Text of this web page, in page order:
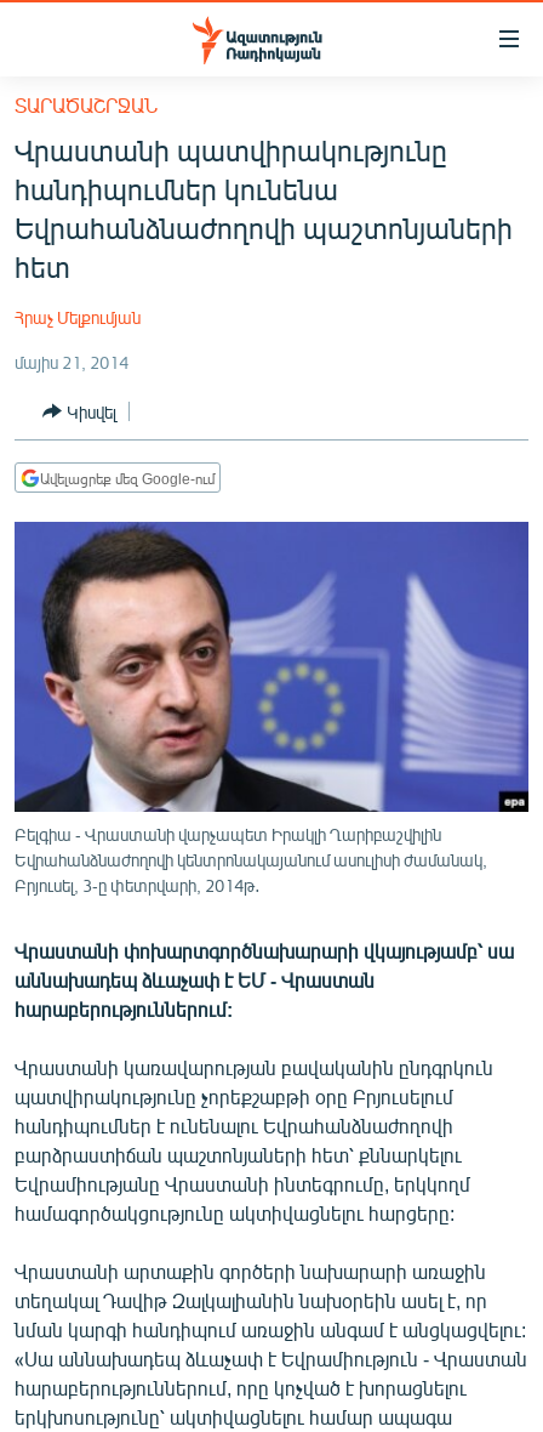
Մատչելիության
հիմնական
բովանդակությանը
Անցնել
հիմնական
մենյուին
Որոնում
ՀԱՅԱՍՏԱՆ
ՔԱՂԱՔԱԿԱՆ
ԸՆՏՐՈՒԹՅՈՒՆՆԵՐ 2026
ՊԱՏԵՐԱԶՄԻ 6 ՇԱԲԱԹՆԵՐԸ
ՏԱՐԱԾԱՇՐՋԱՆ
ՄԻՋԱԶԳԱՅԻՆ
ՄՇԱԿՈՒՅԹ
ՍՊՈՐՏ
ՄԵԿՆԱԲԱՆՈՒԹՅՈՒՆ
ՏՏ ԵՒ ԻՆՏԵՐՆԵՏ
ԿՈՐՈՆԱՎԻՐՈՒՍ
ԱՐԽԻՎ
ՏԵՍԱՆՅՈՒԹԵՐ
ՁԳՏԵԼՈՎ ԼԱՎԱԳՈՒՅՆԻՆ
ՓՈԴՔԱՍԹ
Հայերեն
English
Русский
ՀԵՏԵՎԵՔ ՄԵԶ
«Ազատության» բոլոր կայքերը
ՏԱՐԱԾԱՇՐՋԱՆ
Վրաստանի պատվիրակությունը
հանդիպումներ կունենա
Եվրահանձնաժողովի պաշտոնյաների
հետ
Հրաչ Մելքումյան
մայիս 21, 2014
Կիսվել
Ավելացրեք մեզ Google-ում
Բելգիա - Վրաստանի վարչապետ Իրակլի Ղարիբաշվիլին
Եվրահանձնաժողովի կենտրոնակայանում ասուլիսի ժամանակ,
Բրյուսել, 3-ը փետրվարի, 2014թ․
Վրաստանի փոխարտգործնախարարի վկայությամբ՝ սա
աննախադեպ ձևաչափ է ԵՄ - Վրաստան
հարաբերություններում:
Վրաստանի կառավարության բավականին ընդգրկուն
պատվիրակությունը չորեքշաբթի օրը Բրյուսելում
հանդիպումներ է ունենալու Եվրահանձնաժողովի
բարձրաստիճան պաշտոնյաների հետ՝ քննարկելու
Եվրամիությանը Վրաստանի ինտեգրումը, երկկողմ
համագործակցությունը ակտիվացնելու հարցերը:
Վրաստանի արտաքին գործերի նախարարի առաջին
տեղակալ Դավիթ Զալկալիանին նախօրեին ասել է, որ
նման կարգի հանդիպում առաջին անգամ է անցկացվելու:
«Սա աննախադեպ ձևաչափ է Եվրամիություն - Վրաստան
հարաբերություններում, որը կոչված է խորացնելու
երկխոսությունը՝ ակտիվացնելու համար ապագա